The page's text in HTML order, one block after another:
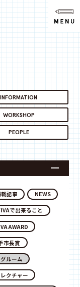
INFORMATION
WORKSHOP
PEOPLE
記事 NEWS
で出来ること
AWARD
市長賞
ルーム
クチャー